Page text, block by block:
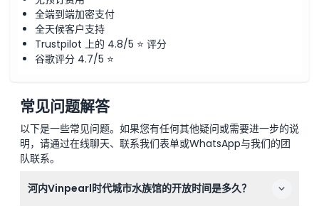
全端到端加密支付
全天候客户支持
Trustpilot 上的 4.8/5 ⭐ 评分
谷歌评分 4.7/5 ⭐
常见问题解答
以下是一些常见问题。如果您有任何其他疑问或需要进一步的说
明，请通过在线聊天、联系我们表单或WhatsApp与我们的团
队联系。
河内Vinpearl时代城市水族馆的开放时间是多久？